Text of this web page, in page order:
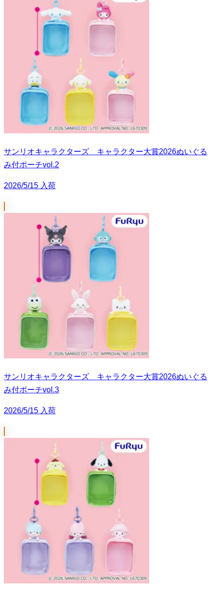
サンリオキャラクターズ キャラクター大賞2026ぬいぐる
み付ポーチvol.2
2026/5/15 入荷
サンリオキャラクターズ キャラクター大賞2026ぬいぐる
み付ポーチvol.3
2026/5/15 入荷